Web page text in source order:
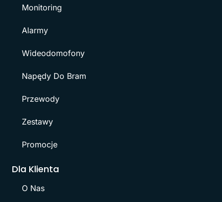
Monitoring
Alarmy
Wideodomofony
Napędy Do Bram
Przewody
Zestawy
Promocje
Dla Klienta
O Nas